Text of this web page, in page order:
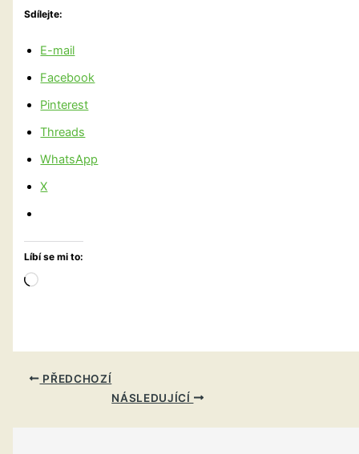
Sdílejte:
E-mail
Facebook
Pinterest
Threads
WhatsApp
X
Líbí se mi to:
Načítání…
PŘEDCHOZÍ
NÁSLEDUJÍCÍ